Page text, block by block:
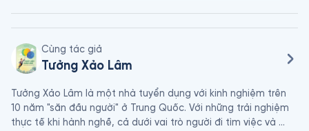
Cùng tác giả
Tưởng Xảo Lâm
Tưởng Xảo Lâm là một nhà tuyển dụng với kinh nghiệm trên
10 năm "săn đầu người" ở Trung Quốc. Với những trải nghiệm
thực tế khi hành nghề, cả dưới vai trò người đi tìm việc và